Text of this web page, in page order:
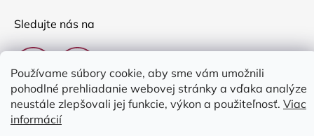
Používame súbory cookie, aby sme vám umožnili
pohodlné prehliadanie webovej stránky a vďaka analýze
neustále zlepšovali jej funkcie, výkon a použiteľnosť. Viac
informácií
Sledujte nás na